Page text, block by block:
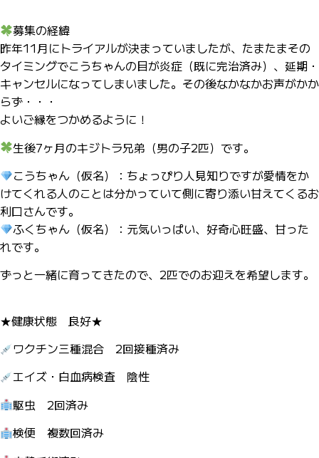
募集の経緯
昨年11月にトライアルが決まっていましたが、たまたまその
タイミングでこうちゃんの目が炎症（既に完治済み）、延期・
キャンセルになってしまいました。その後なかなかお声がかか
らず・・・
よいご縁をつかめるように！
生後7ヶ月のキジトラ兄弟（男の子2匹）です。
こうちゃん（仮名）：ちょっぴり人見知りですが愛情をか
けてくれる人のことは分かっていて側に寄り添い甘えてくるお
利口さんです。
ふくちゃん（仮名）：元気いっぱい、好奇心旺盛、甘った
れです。
ずっと一緒に育ってきたので、2匹でのお迎えを希望します。
★健康状態 良好★
ワクチン三種混合 2回接種済み
エイズ・白血病検査 陰性
駆虫 2回済み
検便 複数回済み